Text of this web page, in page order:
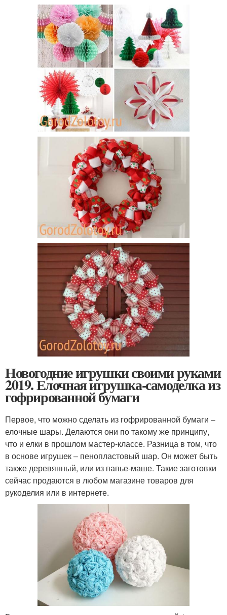
Новогодние игрушки своими руками
2019. Елочная игрушка-самоделка из
гофрированной бумаги
Первое, что можно сделать из гофрированной бумаги –
елочные шары. Делаются они по такому же принципу,
что и елки в прошлом мастер-классе. Разница в том, что
в основе игрушек – пенопластовый шар. Он может быть
также деревянный, или из папье-маше. Такие заготовки
сейчас продаются в любом магазине товаров для
рукоделия или в интернете.